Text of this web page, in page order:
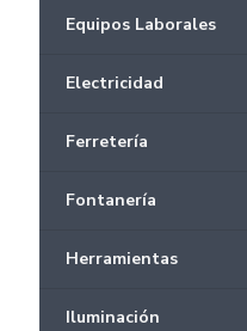
Equipos Laborales
Electricidad
Ferretería
Fontanería
Herramientas
Iluminación